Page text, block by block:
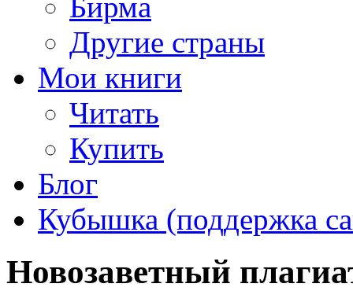
Другие страны
Мои книги
Читать
Купить
Блог
Кубышка (поддержка
Новозаветный